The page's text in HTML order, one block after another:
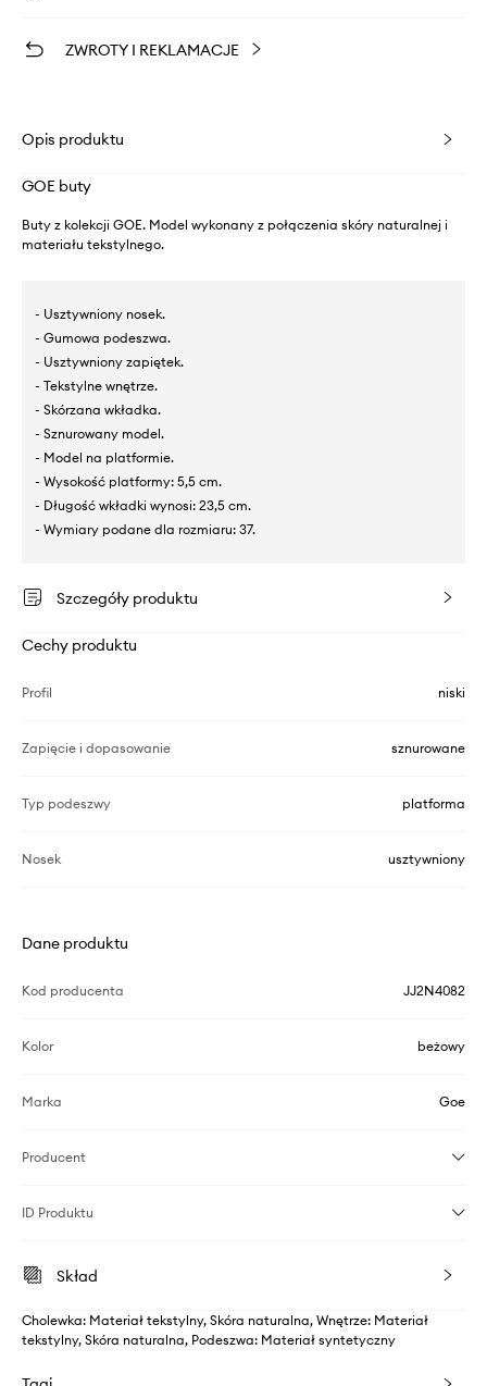
ZWROTY I REKLAMACJE
Opis produktu
GOE buty
Buty z kolekcji GOE. Model wykonany z połączenia skóry naturalnej i
materiału tekstylnego.
- Usztywniony nosek.
- Gumowa podeszwa.
- Usztywniony zapiętek.
- Tekstylne wnętrze.
- Skórzana wkładka.
- Sznurowany model.
- Model na platformie.
- Wysokość platformy: 5,5 cm.
- Długość wkładki wynosi: 23,5 cm.
- Wymiary podane dla rozmiaru: 37.
Szczegóły produktu
Cechy produktu
Profil niski
Zapięcie i dopasowanie sznurowane
Typ podeszwy platforma
Nosek usztywniony
Dane produktu
Kod producenta JJ2N4082
Kolor beżowy
Marka Goe
Producent
ID Produktu
Skład
Cholewka: Materiał tekstylny, Skóra naturalna, Wnętrze: Materiał
tekstylny, Skóra naturalna, Podeszwa: Materiał syntetyczny